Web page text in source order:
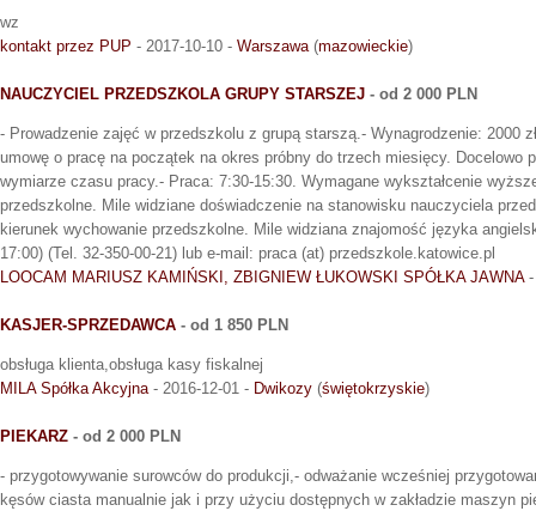
wz
kontakt przez PUP - 2017-10-10 - Warszawa(mazowieckie)
NAUCZYCIEL PRZEDSZKOLA GRUPY STARSZEJ - od 2 000 PLN
- Prowadzenie zajęć w przedszkolu z grupą starszą.- Wynagrodzenie: 2000
umowę o pracę na początek na okres próbny do trzech miesięcy. Docelowo
wymiarze czasu pracy.- Praca: 7:30-15:30. Wymagane wykształcenie
przedszkolne. Mile widziane doświadczenie na stanowisku nauczyciela
kierunek wychowanie przedszkolne. Mile widziana znajomość języka
17:00) (Tel. 32-350-00-21) lub e-mail: praca (at) przedszkole.katowice.pl
LOOCAM MARIUSZ KAMIŃSKI, ZBIGNIEW ŁUKOWSKI SPÓŁKA JAWNA-
KASJER-SPRZEDAWCA - od 1 850 PLN
obsługa klienta,obsługa kasy fiskalnej
MILA Spółka Akcyjna- 2016-12-01 - Dwikozy (świętokrzyskie)
PIEKARZ - od 2 000 PLN
- przygotowywanie surowców do produkcji,- odważanie wcześniej
kęsów ciasta manualnie jak i przy użyciu dostępnych w zakładzie maszyn